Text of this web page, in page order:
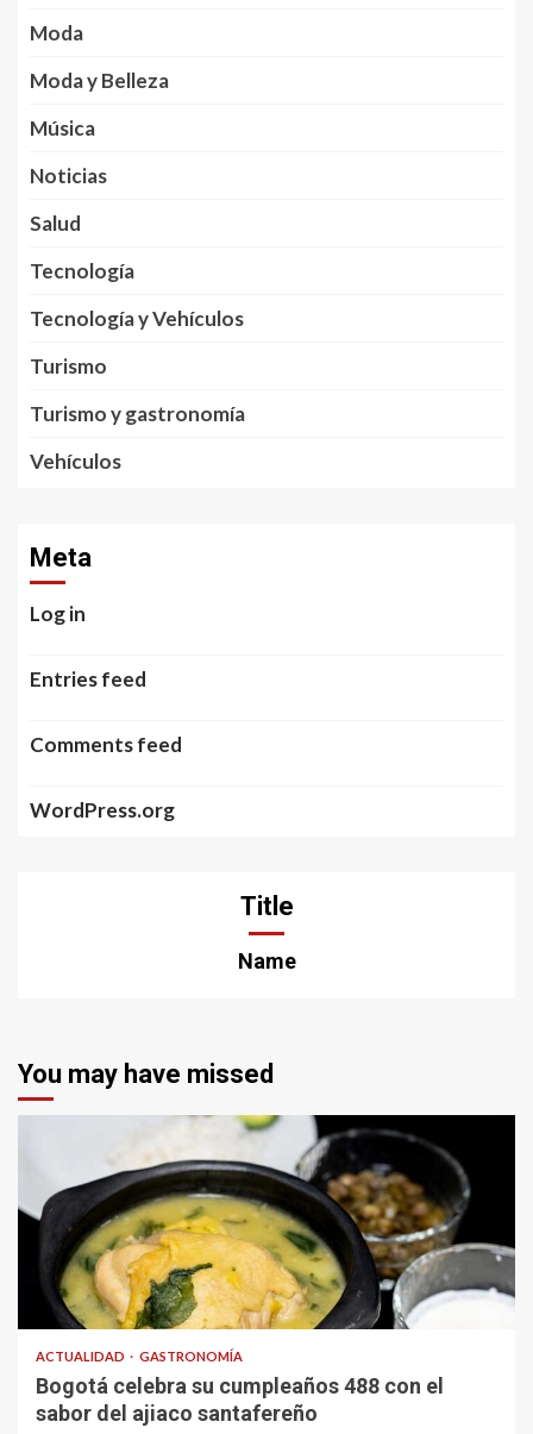
Moda
Moda y Belleza
Música
Noticias
Salud
Tecnología
Tecnología y Vehículos
Turismo
Turismo y gastronomía
Vehículos
Meta
Log in
Entries feed
Comments feed
WordPress.org
Title
Name
You may have missed
ACTUALIDAD GASTRONOMÍA
Bogotá celebra su cumpleaños 488 con el
sabor del ajiaco santafereño